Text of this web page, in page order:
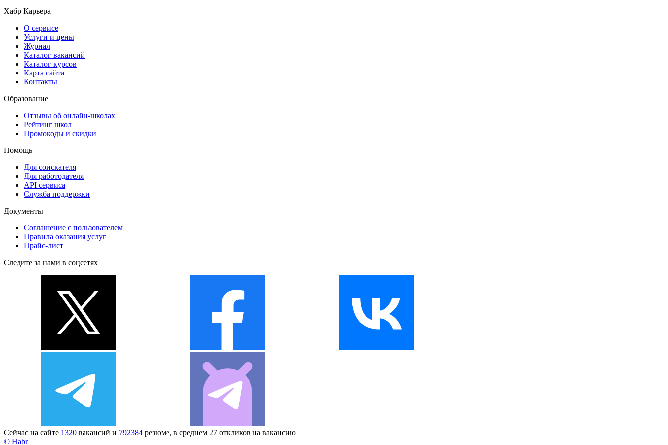
Хабр Карьера
О сервисе
Услуги и цены
Журнал
Каталог вакансий
Каталог курсов
Карта сайта
Контакты
Образование
Отзывы об онлайн-школах
Рейтинг школ
Промокоды и скидки
Помощь
Для соискателя
Для работодателя
API сервиса
Служба поддержки
Документы
Соглашение с пользователем
Правила оказания услуг
Прайс-лист
Следите за нами в соцсетях
Сейчас на сайте 1320 вакансий и 792384 резюме, в среднем 27 откликов на вакансию
© Habr